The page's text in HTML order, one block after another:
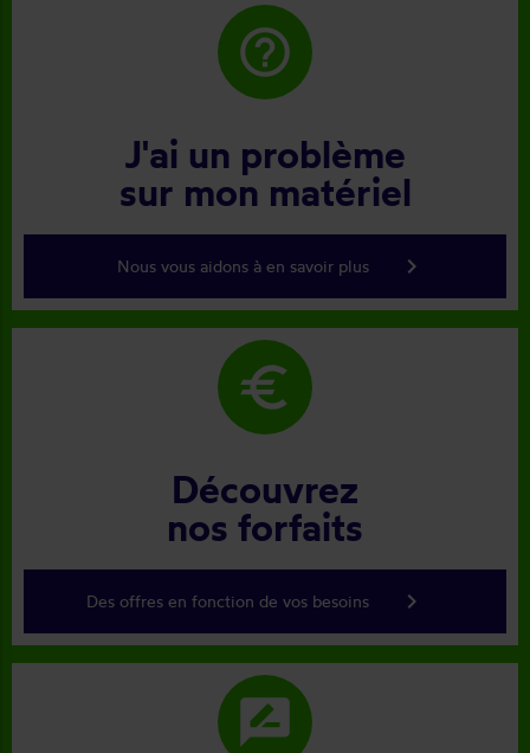
help_outline
J'ai un problème
sur mon matériel
Nous vous aidons à en savoir plus keyboard_arrow_right
euro
Découvrez
nos forfaits
Des offres en fonction de vos besoins keyboard_arrow_right
rate_review